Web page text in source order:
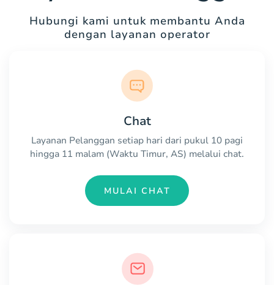
Hubungi kami untuk membantu Anda
dengan layanan operator
Chat
Layanan Pelanggan setiap hari dari pukul 10 pagi
hingga 11 malam (Waktu Timur, AS) melalui chat.
MULAI CHAT